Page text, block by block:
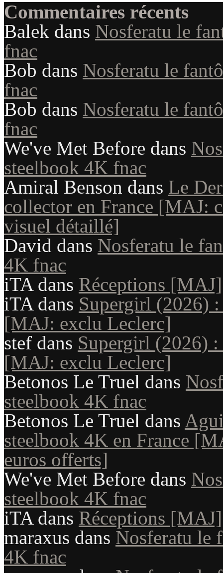
Commentaires récents
Balek dans Nosferatu le
fnac
Bob dans Nosferatu le
fnac
Bob dans Nosferatu le
fnac
We've Met Before dans
steelbook 4K fnac
Amiral Benson dans Le
collector en France [MAJ:
visuel détaillé]
David dans Nosferatu le
4K fnac
iTAdans Réceptions [MAJ]
iTAdans Supergirl (2026)
[MAJ: exclu Leclerc]
stef dans Supergirl (2026)
[MAJ: exclu Leclerc]
Betonos Le Truel dans
steelbook 4K fnac
Betonos Le Truel dans
steelbook 4K en France
euros offerts]
We've Met Before dans
steelbook 4K fnac
iTAdans Réceptions [MAJ]
maraxus dans Nosferatu le
4K fnac